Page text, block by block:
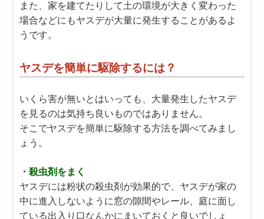
また、家を建てたりして土の環境が大きく変わった
場合などにもヤスデが大量に発生することがあるよ
うです。
ヤスデを簡単に駆除するには？
いくら害が無いとはいっても、大量発生したヤスデ
を見るのは気持ち良いものではありません。
そこでヤスデを簡単に駆除する方法を調べてみまし
ょう。
・殺虫剤をまく
ヤスデには粉状の殺虫剤が効果的で、ヤスデが家の
中に進入しないように窓の隙間やレール、庭に面し
ている出入り口なんかにまいておくと良いでしょ